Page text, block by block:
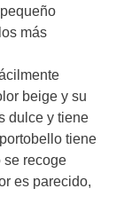
más
beige y su
dulce y tiene
tiene
se recoge
es parecido,